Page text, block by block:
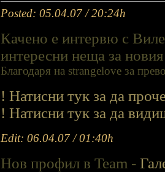
Posted: 05.04.07 / 20:24h
Качено е интервю с
интересни неща за
Благодаря на strangelove за
! Натисни тук за да
! Натисни тук за да
Edit: 06.04.07 / 01:40h
Нов профил в Team -